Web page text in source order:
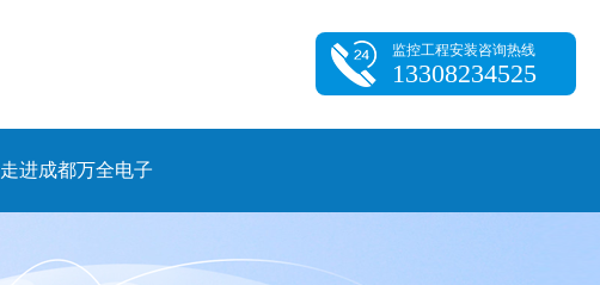
监控工程安装咨询热线
13308234525
走进成都万全电子